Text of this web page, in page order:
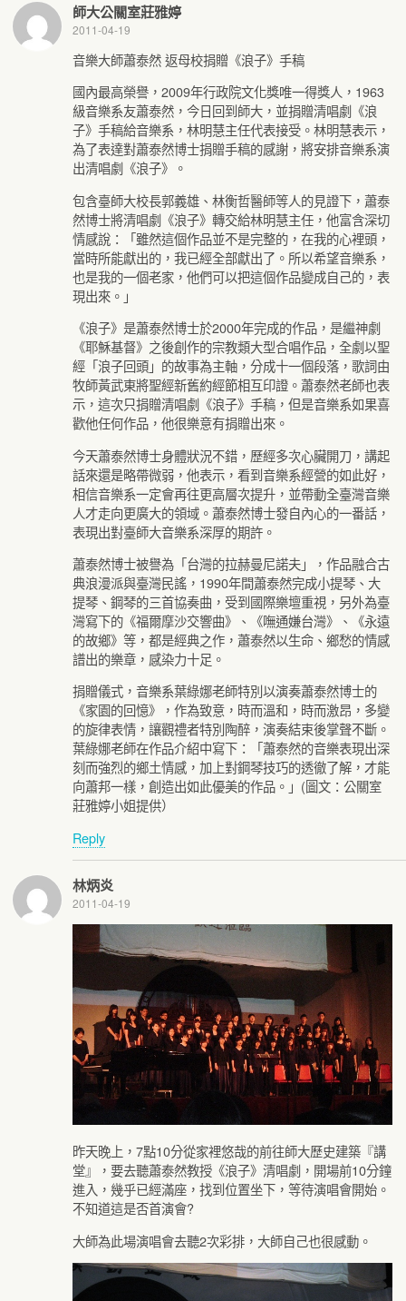
師大公關室莊雅婷
2011-04-19
音樂大師蕭泰然 返母校捐贈《浪子》手稿
國內最高榮譽，2009年行政院文化獎唯一得獎人，1963
級音樂系友蕭泰然，今日回到師大，並捐贈清唱劇《浪
子》手稿給音樂系，林明慧主任代表接受。林明慧表示，
為了表達對蕭泰然博士捐贈手稿的感謝，將安排音樂系演
出清唱劇《浪子》。
包含臺師大校長郭義雄、林衡哲醫師等人的見證下，蕭泰
然博士將清唱劇《浪子》轉交給林明慧主任，他富含深切
情感說：「雖然這個作品並不是完整的，在我的心裡頭，
當時所能獻出的，我已經全部獻出了。所以希望音樂系，
也是我的一個老家，他們可以把這個作品變成自己的，表
現出來。」
《浪子》是蕭泰然博士於2000年完成的作品，是繼神劇
《耶穌基督》之後創作的宗教類大型合唱作品，全劇以聖
經「浪子回頭」的故事為主軸，分成十一個段落，歌詞由
牧師黃武東將聖經新舊約經節相互印證。蕭泰然老師也表
示，這次只捐贈清唱劇《浪子》手稿，但是音樂系如果喜
歡他任何作品，他很樂意有捐贈出來。
今天蕭泰然博士身體狀況不錯，歷經多次心臟開刀，講起
話來還是略帶微弱，他表示，看到音樂系經營的如此好，
相信音樂系一定會再往更高層次提升，並帶動全臺灣音樂
人才走向更廣大的領域。蕭泰然博士發自內心的一番話，
表現出對臺師大音樂系深厚的期許。
蕭泰然博士被譽為「台灣的拉赫曼尼諾夫」，作品融合古
典浪漫派與臺灣民謠，1990年間蕭泰然完成小提琴、大
提琴、鋼琴的三首協奏曲，受到國際樂壇重視，另外為臺
灣寫下的《福爾摩沙交響曲》、《嘸通嫌台灣》、《永遠
的故鄉》等，都是經典之作，蕭泰然以生命、鄉愁的情感
譜出的樂章，感染力十足。
捐贈儀式，音樂系葉綠娜老師特別以演奏蕭泰然博士的
《家園的回憶》，作為致意，時而溫和，時而激昂，多變
的旋律表情，讓觀禮者特別陶醉，演奏結束後掌聲不斷。
葉綠娜老師在作品介紹中寫下：「蕭泰然的音樂表現出深
刻而強烈的鄉土情感，加上對鋼琴技巧的透徹了解，才能
向蕭邦一樣，創造出如此優美的作品。」(圖文：公關室
莊雅婷小姐提供）
Reply
林炳炎
2011-04-19
昨天晚上，7點10分從家裡悠哉的前往師大歷史建築『講
堂』，要去聽蕭泰然教授《浪子》清唱劇，開場前10分鐘
進入，幾乎已經滿座，找到位置坐下，等待演唱會開始。
不知道這是否首演會?
大師為此場演唱會去聽2次彩排，大師自己也很感動。